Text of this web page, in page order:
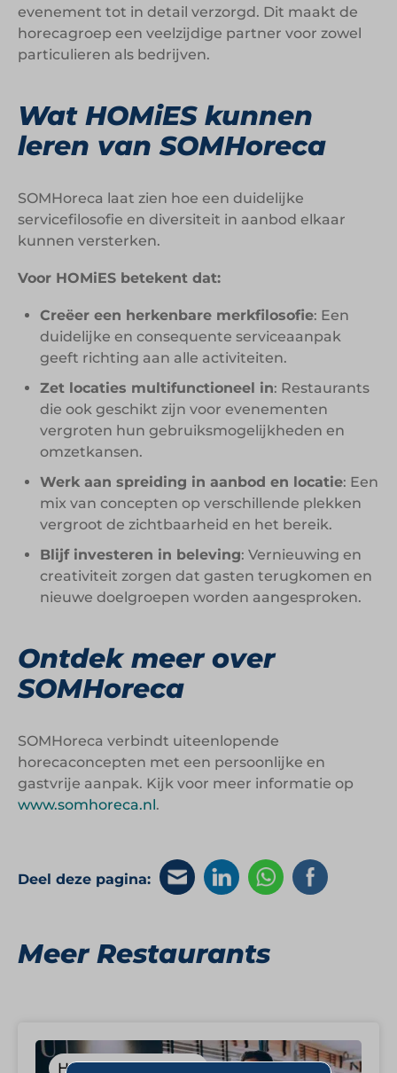
evenement tot in detail verzorgd. Dit maakt de
horecagroep een veelzijdige partner voor zowel
particulieren als bedrijven.
Wat HOMiES kunnen
leren van SOMHoreca
SOMHoreca laat zien hoe een duidelijke
servicefilosofie en diversiteit in aanbod elkaar
kunnen versterken.
Voor HOMiES betekent dat:
Creëer een herkenbare merkfilosofie: Een
duidelijke en consequente serviceaanpak
geeft richting aan alle activiteiten.
Zet locaties multifunctioneel in: Restaurants
die ook geschikt zijn voor evenementen
vergroten hun gebruiksmogelijkheden en
omzetkansen.
Werk aan spreiding in aanbod en locatie: Een
mix van concepten op verschillende plekken
vergroot de zichtbaarheid en het bereik.
Blijf investeren in beleving: Vernieuwing en
creativiteit zorgen dat gasten terugkomen en
nieuwe doelgroepen worden aangesproken.
Ontdek meer over
SOMHoreca
SOMHoreca verbindt uiteenlopende
horecaconcepten met een persoonlijke en
gastvrije aanpak. Kijk voor meer informatie op
www.somhoreca.nl.
Deel deze pagina:
Meer Restaurants
Hotels, Restaurants